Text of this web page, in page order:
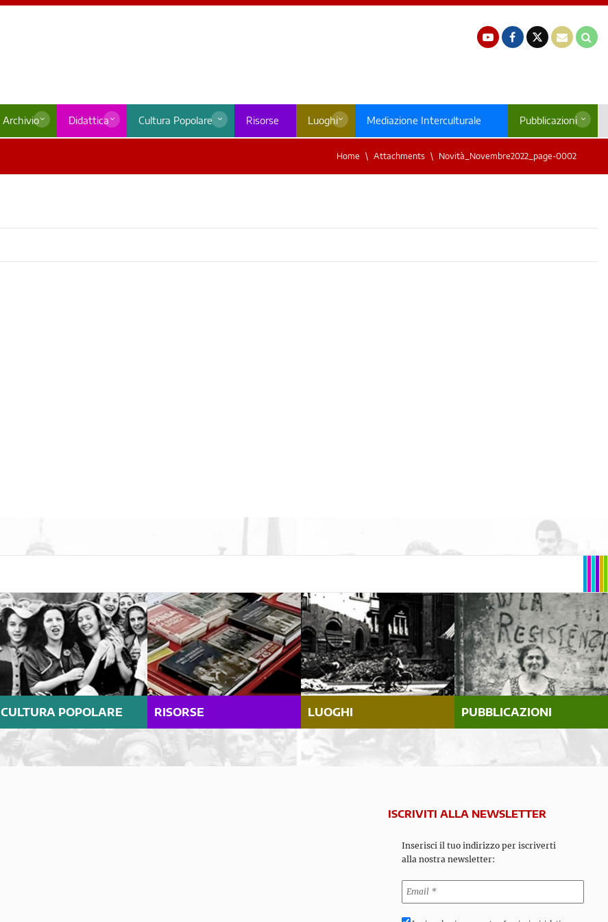
Archivio Didattica Cultura Popolare Risorse Luoghi Mediazione Interculturale Pubblicazioni
Home Attachments Novità_Novembre2022_page-0002
CULTURA POPOLARE RISORSE LUOGHI PUBBLICAZIONI
ISCRIVITI ALLA NEWSLETTER
Inserisci il tuo indirizzo per iscriverti
alla nostra newsletter: